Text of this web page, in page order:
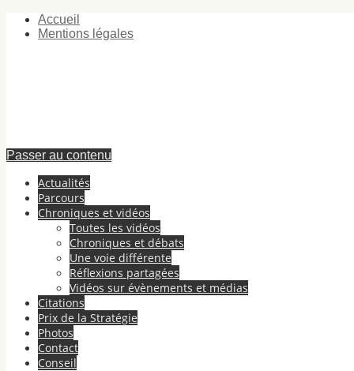
Accueil
Mentions légales
Passer au contenu
Actualités
Parcours
Chroniques et vidéos
Toutes les vidéos
Chroniques et débats
Une voie différente
Réflexions partagées
Vidéos sur évènements et médias
Citations
Prix de la Stratégie
Photos
Contact
Conseil